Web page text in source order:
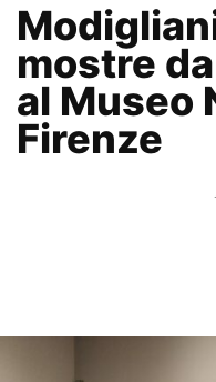
mostre
al Museo
Firenze